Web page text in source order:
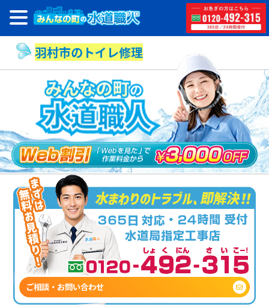
羽村市のトイレ修理
ご相談・お問い合わせ